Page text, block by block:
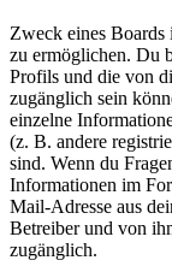
Zweck eines Boards
zu ermöglichen. Du
Profils und die von
zugänglich sein
einzelne
(z. B. andere
sind. Wenn du
Informationen im
Mail-Adresse aus
Betreiber und von
zugänglich.